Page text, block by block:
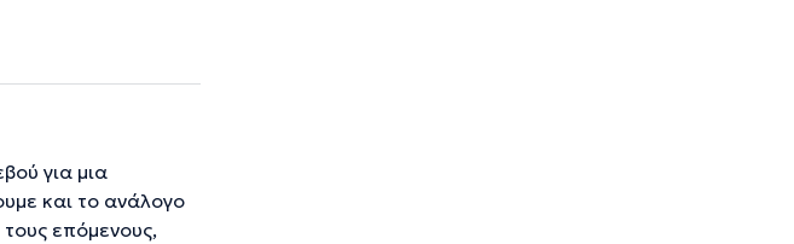
για μια
και το ανάλογο
επόμενους,